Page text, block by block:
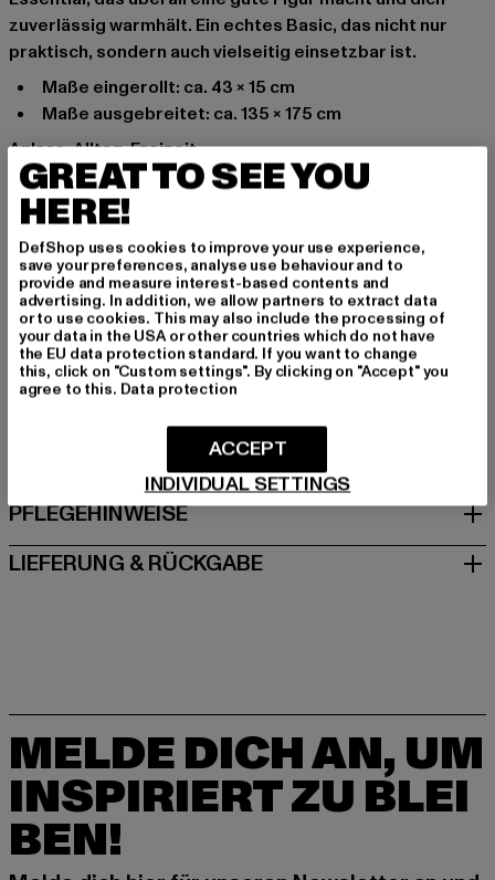
zuverlässig warmhält. Ein echtes Basic, das nicht nur
praktisch, sondern auch vielseitig einsetzbar ist.
Maße eingerollt: ca. 43 x 15 cm
Maße ausgebreitet: ca. 135 x 175 cm
Anlass: Alltag, Freizeit
Marke: Brandit
Kat.: Accessoires
Farbe: schwarz
Hersteller Farbe: black
Materialzusammensetzung: 100% Polyester
Art.Nr: BD7017-00007
Hersteller: Brandit Textil GmbH |info@brandit-wear.com
Spichernstraße 6a | 50672 Köln | DE
GRÖSSE & PASSFORM
PFLEGEHINWEISE
LIEFERUNG & RÜCKGABE
MELDE DICH AN, UM
INSPIRIERT ZU BLEI
BEN!
GREAT TO SEE YOU
HERE!
DefShop uses cookies to improve your use experience,
save your preferences, analyse use behaviour and to
provide and measure interest-based contents and
advertising. In addition, we allow partners to extract data
or to use cookies. This may also include the processing of
your data in the USA or other countries which do not have
the EU data protection standard. If you want to change
this, click on "Custom settings". By clicking on "Accept" you
agree to this. Data protection
INDIVIDUAL SETTINGS
ACCEPT